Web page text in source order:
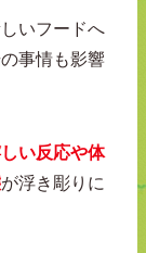
いフードへ
事情も影響
い反応や体
が浮き彫りに